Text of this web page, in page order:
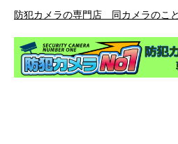
防犯カメラの専門店 同カメラのこ